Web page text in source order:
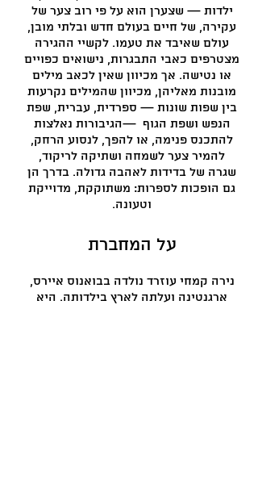
ילדות — שצערן הוא על פי רוב צער של
עקירה, של חיים בעולם חדש ובלתי מובן,
עולם שאיבד את טעמו. לקשיי ההגירה
מצטרפים כאבי התבגרות, נישואים כפויים
או נטישה. אך מכיוון שאין לכאב מילים
מובנות מאליהן, מכיוון שהמילים נקרעות
בין שפות שונות — ספרדית, עברית, שפת
הנפש ושפת הגוף —הגיבורות נאלצות
להתכנס פנימה, או להפך, לנסוע הרחק,
להמיר צער לשמחה ושתיקה לריקוד,
שגרה של בדידות לאהבה גדולה. בדרך הן
גם הופכות לספרות: משתוקקת, מדוייקת
וטעונה.
על המחברת
נירה קמחי עוזרד נולדה בבואנוס איירס,
ארגנטינה ועלתה לארץ בילדותה. היא